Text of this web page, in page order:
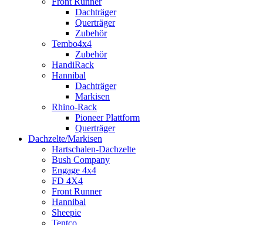
Dachträger
Querträger
Zubehör
Tembo4x4
Zubehör
HandiRack
Hannibal
Dachträger
Markisen
Rhino-Rack
Pioneer Plattform
Querträger
Dachzelte/Markisen
Hartschalen-Dachzelte
Bush Company
Engage 4x4
FD 4X4
Front Runner
Hannibal
Sheepie
Tentco